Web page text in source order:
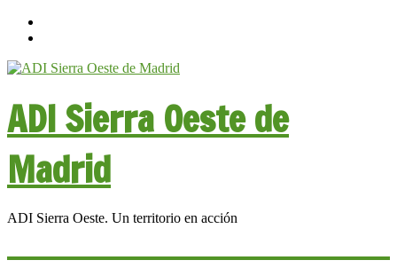
ADI Sierra Oeste de
Madrid
ADI Sierra Oeste. Un territorio en acción